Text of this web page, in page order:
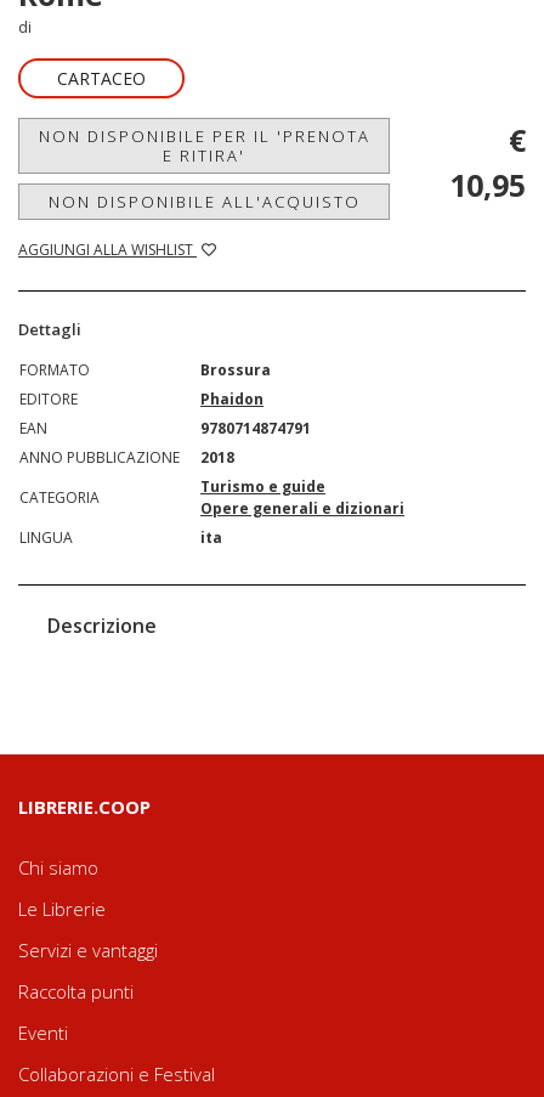
di
CARTACEO
NON DISPONIBILE PER IL 'PRENOTA
E RITIRA'
NON DISPONIBILE ALL'ACQUISTO
AGGIUNGI ALLA WISHLIST
€
10,95
Dettagli
FORMATO
Brossura
EDITORE
Phaidon
EAN
9780714874791
ANNO PUBBLICAZIONE
2018
CATEGORIA
Turismo e guide
Opere generali e dizionari
LINGUA
ita
Descrizione
LIBRERIE.COOP
Chi siamo
Le Librerie
Servizi e vantaggi
Raccolta punti
Eventi
Collaborazioni e Festival